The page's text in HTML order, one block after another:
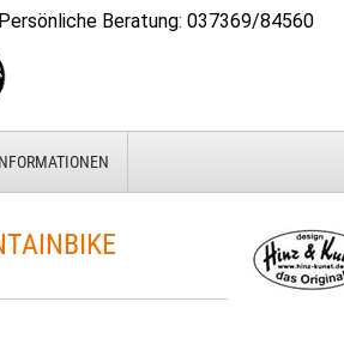
Persönliche Beratung: 037369/84560